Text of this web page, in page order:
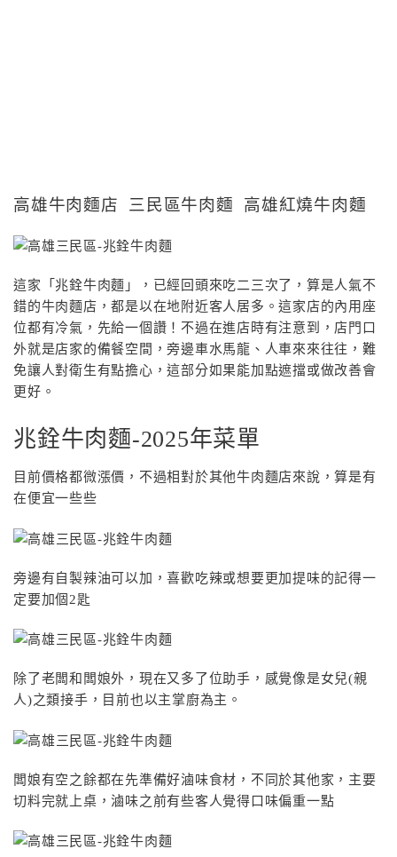
高雄牛肉麵店 三民區牛肉麵 高雄紅燒牛肉麵
這家「兆銓牛肉麵」，已經回頭來吃二三次了，算是人氣不
錯的牛肉麵店，都是以在地附近客人居多。這家店的內用座
位都有冷氣，先給一個讚！不過在進店時有注意到，店門口
外就是店家的備餐空間，旁邊車水馬龍、人車來來往往，難
免讓人對衛生有點擔心，這部分如果能加點遮擋或做改善會
更好。
兆銓牛肉麵-2025年菜單
目前價格都微漲價，不過相對於其他牛肉麵店來說，算是有
在便宜一些些
旁邊有自製辣油可以加，喜歡吃辣或想要更加提味的記得一
定要加個2匙
除了老闆和闆娘外，現在又多了位助手，感覺像是女兒(親
人)之類接手，目前也以主掌廚為主。
闆娘有空之餘都在先準備好滷味食材，不同於其他家，主要
切料完就上桌，滷味之前有些客人覺得口味偏重一點